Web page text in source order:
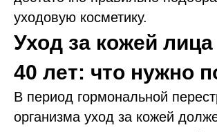
уходовую косметику.
Уход за кожей
40 лет: что нужно
В период гормональной
организма уход за кожей